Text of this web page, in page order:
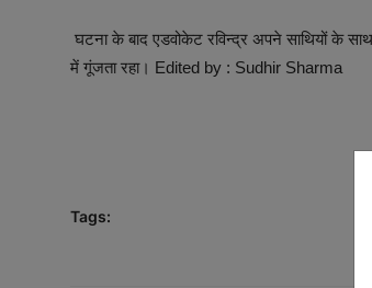
घटना के बाद एडवोकेट रविन्द्र अपने साथियों के साथ
में गूंजता रहा। Edited by : Sudhir Sharma
Tags: